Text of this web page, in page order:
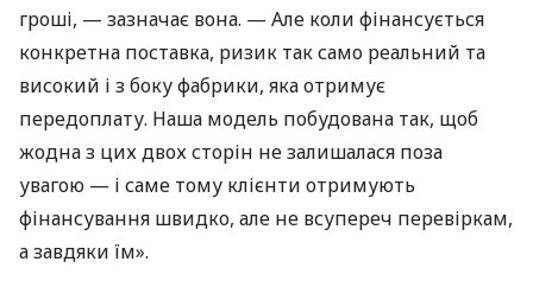
гроші, — зазначає вона. — Але коли фінансується
конкретна поставка, ризик так само реальний та
високий і з боку фабрики, яка отримує
передоплату. Наша модель побудована так, щоб
жодна з цих двох сторін не залишалася поза
увагою — і саме тому клієнти отримують
фінансування швидко, але не всупереч перевіркам,
а завдяки їм».